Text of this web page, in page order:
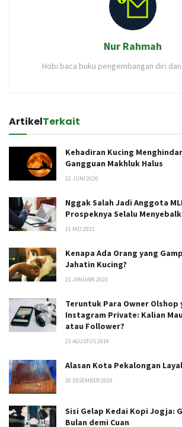
Nur Rahmah
Hobi baca buku pengembangan diri
ArtikelTerkait
Kehadiran Kucing
Gangguan Makhluk Halus
22 JUNI 2020
Nggak Salah Jadi Anggota
Prospeknya Selalu
31 MEI 2021
Kenapa Ada Orang yang
Jahatin Kucing?
21 JANUARI 2020
Teruntuk Para Owner Olshop
Instagram Private: Kalian
atau Follower?
23 AGUSTUS 2019
Alasan Kota Pekalongan
30 DESEMBER 2020
Sisi Gelap Kedai Kopi Jogja:
Bulan demi Cuan